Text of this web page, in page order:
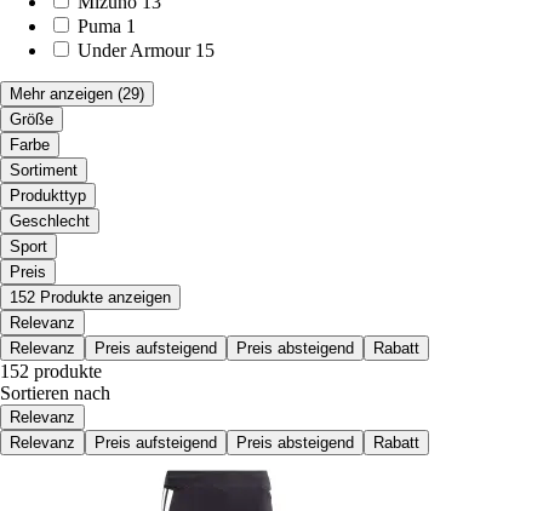
Puma 1
Under Armour 15
Mehr anzeigen (29)
Größe
Farbe
Sortiment
Produkttyp
Geschlecht
Sport
Preis
152 Produkte anzeigen
Relevanz
Relevanz
Preis aufsteigend Preis absteigend Rabatt
152 produkte
Sortieren nach
Relevanz
Relevanz
Preis aufsteigend Preis absteigend Rabatt